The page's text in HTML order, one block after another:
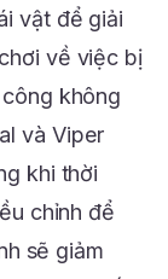
vật để giải
về việc bị
không
và Viper
khi thời
chỉnh để
sẽ giảm